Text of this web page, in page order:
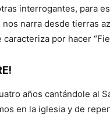
interrogantes, para
narra desde tierras
por hacer
años cantándole al
en la iglesia y de